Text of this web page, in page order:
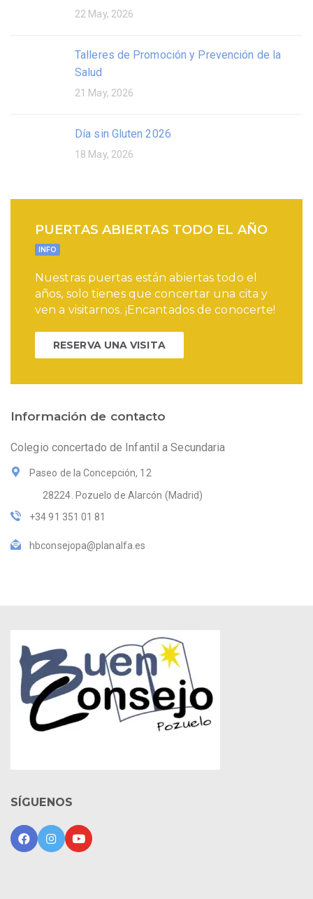
22 May, 2026
Talleres de Promoción y Prevención de la
Salud
21 May, 2026
Día sin Gluten 2026
18 May, 2026
PUERTAS ABIERTAS TODO EL AÑO
INFO
Nuestras puertas están abiertas todo el
años, solo tienes que concertar una cita y
ven a visitarnos. ¡Encantados de conocerte!
RESERVA UNA VISITA
Información de contacto
Colegio concertado de Infantil a Secundaria
Paseo de la Concepción, 12
28224. Pozuelo de Alarcón (Madrid)
+34 91 351 01 81
hbconsejopa@planalfa.es
SÍGUENOS